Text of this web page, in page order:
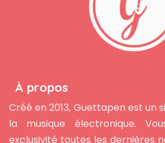
À propos
Créé en 2013, Guettapen est un
la musique électronique.
exclusivité toutes les dernières